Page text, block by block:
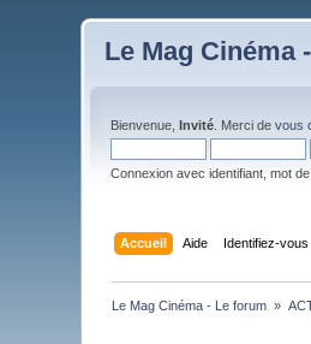
Le Mag Cinéma
Bienvenue,Invité . Merci devous
Connexion avec identifiant, mot
Accueil Aide Identifiez-vous
Le Mag Cinéma - Le forum »